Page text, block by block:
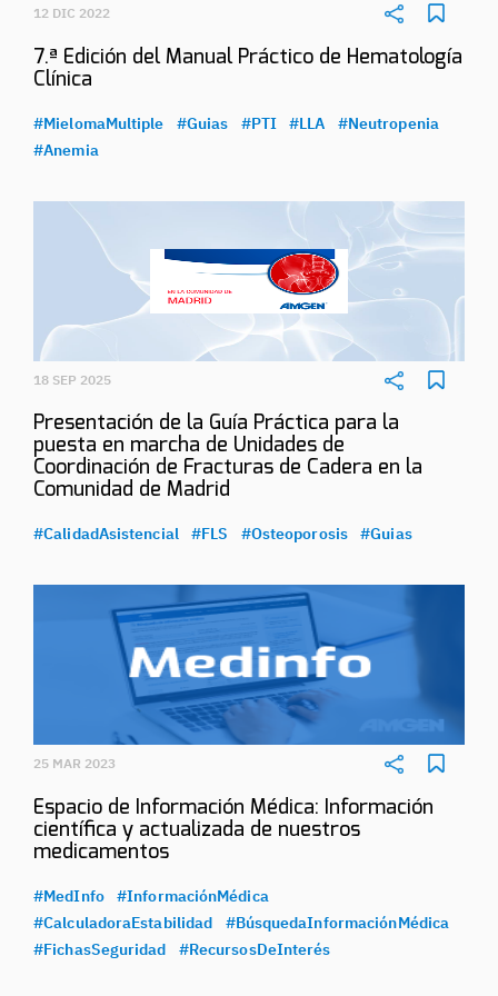
12 DIC 2022
7.ª Edición del Manual Práctico de Hematología
Clínica
#MielomaMultiple #Guias #PTI #LLA
#Neutropenia
#Anemia
18 SEP 2025
Presentación de la Guía Práctica para la
puesta en marcha de Unidades de
Coordinación de Fracturas de Cadera en la
Comunidad de Madrid
#CalidadAsistencial #FLS #Osteoporosis #Guias
25 MAR 2023
Espacio de Información Médica: Información
científica y actualizada de nuestros
medicamentos
#MedInfo
#InformaciónMédica
#CalculadoraEstabilidad
#BúsquedaInformaciónMédica
#FichasSeguridad
#RecursosDeInterés